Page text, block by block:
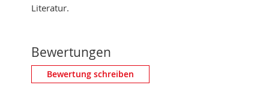
Literatur.
Bewertungen
Eigene Bewertung schreiben
Bewertung schreiben